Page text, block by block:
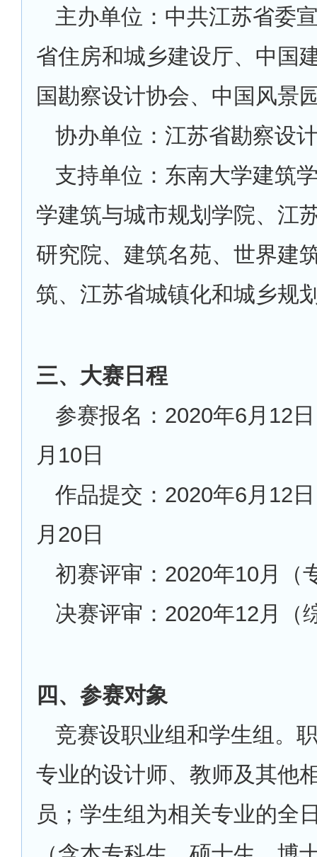
主办单位：中共江苏省委
省住房和城乡建设厅、中国
国勘察设计协会、中国风景
协办单位：江苏省勘察设
支持单位：东南大学建筑
学建筑与城市规划学院、江
研究院、建筑名苑、世界建
筑、江苏省城镇化和城乡规
三、大赛日程
参赛报名：2020年6月12
月10日
作品提交：2020年6月12
月20日
初赛评审：2020年10月（
决赛评审：2020年12月（
四、参赛对象
竞赛设职业组和学生组。
专业的设计师、教师及其他
员；学生组为相关专业的全